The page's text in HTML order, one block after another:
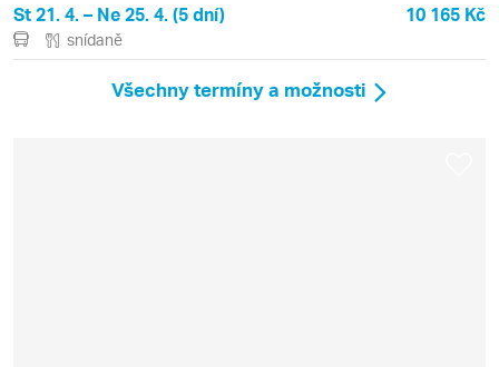
St 21. 4. – Ne 25. 4. (5 dní) 10 165 Kč
snídaně
Všechny termíny a možnosti